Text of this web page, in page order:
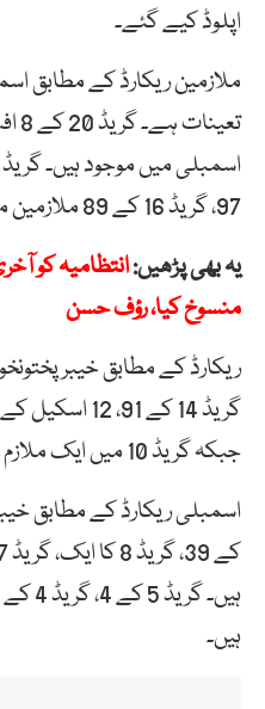
اپلوڈ کیے گئے۔
97، گریڈ 16 کے 89 ملازمین موجود ہیں۔
یہ بھی پڑھیں:انتظامیہ کو
منسوخ کیا، رؤف حسن
جبکہ گریڈ 10 میں ایک ملازم موجود ہے۔
ہیں۔